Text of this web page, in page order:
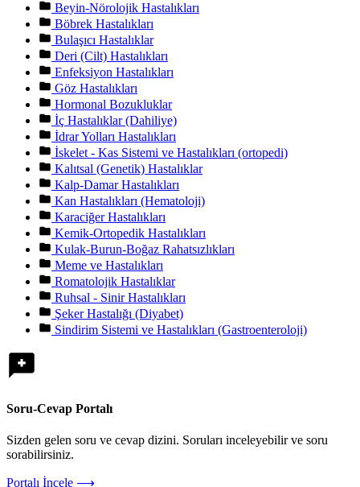
Beyin-Nörolojik Hastalıkları
Böbrek Hastalıkları
Bulaşıcı Hastalıklar
Deri (Cilt) Hastalıkları
Enfeksiyon Hastalıkları
Göz Hastalıkları
Hormonal Bozukluklar
İç Hastalıklar (Dahiliye)
İdrar Yolları Hastalıkları
İskelet - Kas Sistemi ve Hastalıkları (ortopedi)
Kalıtsal (Genetik) Hastalıklar
Kalp-Damar Hastalıkları
Kan Hastalıkları (Hematoloji)
Karaciğer Hastalıkları
Kemik-Ortopedik Hastalıkları
Kulak-Burun-Boğaz Rahatsızlıkları
Meme ve Hastalıkları
Romatolojik Hastalıklar
Ruhsal - Sinir Hastalıkları
Şeker Hastalığı (Diyabet)
Sindirim Sistemi ve Hastalıkları (Gastroenteroloji)
Soru-Cevap Portalı
Sizden gelen soru ve cevap dizini. Soruları inceleyebilir ve soru
sorabilirsiniz.
Portalı İncele ⟶